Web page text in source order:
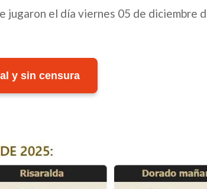
jugaron el día viernes 05 de diciembre
y sin censura